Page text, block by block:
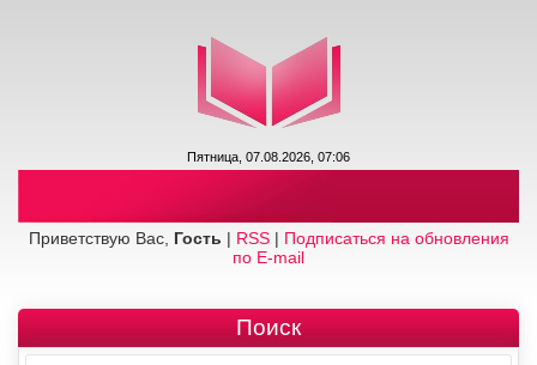
Пятница, 07.08.2026, 07:06
Приветствую Вас, Гость | RSS| Подписаться на обновления
по E-mail
Поиск